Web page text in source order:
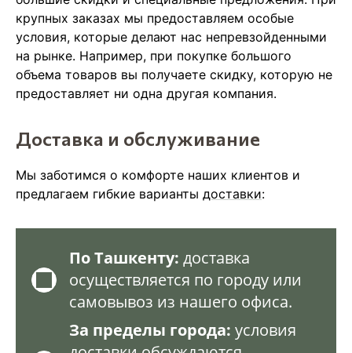
крупных заказах мы предоставляем особые
условия, которые делают нас непревзойденными
на рынке. Например, при покупке большого
объема товаров вы получаете скидку, которую не
предоставляет ни одна другая компания.
Доставка и обслуживание
Мы заботимся о комфорте наших клиентов и
предлагаем гибкие варианты доставки:
По Ташкенту: доставка
осуществляется по городу или
самовывоз из нашего офиса.
За пределы города: условия